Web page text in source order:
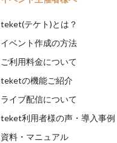
teket(テケト)とは？
イベント作成の方法
ご利用料金について
teketの機能ご紹介
ライブ配信について
teket利用者様の声・導入事例
資料・マニュアル